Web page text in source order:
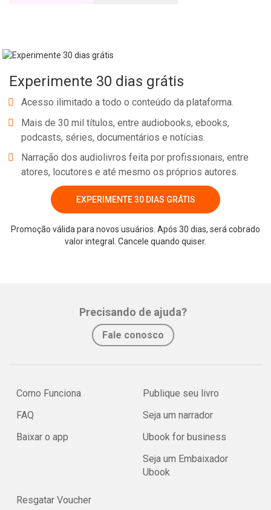
Experimente 30 dias grátis
Acesso ilimitado a todo o conteúdo da plataforma.
Mais de 30 mil títulos, entre audiobooks, ebooks,
podcasts, séries, documentários e notícias.
Narração dos audiolivros feita por profissionais, entre
atores, locutores e até mesmo os próprios autores.
EXPERIMENTE 30 DIAS GRÁTIS
Promoção válida para novos usuários. Após 30 dias, será cobrado
valor integral. Cancele quando quiser.
Precisando de ajuda?
Fale conosco
Como Funciona
FAQ
Baixar o app
Publique seu livro
Seja um narrador
Ubook for business
Seja um Embaixador
Ubook
Resgatar Voucher